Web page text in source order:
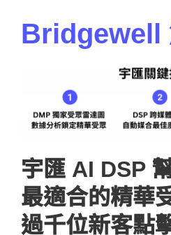
Bridgewell
宇匯 AI DSP
最適合的精華
過千位新客點